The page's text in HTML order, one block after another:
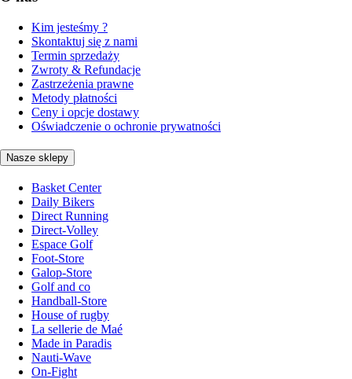
Kim jesteśmy ?
Skontaktuj się z nami
Termin sprzedaży
Zwroty & Refundacje
Zastrzeżenia prawne
Metody płatności
Ceny i opcje dostawy
Oświadczenie o ochronie prywatności
Nasze sklepy
Basket Center
Daily Bikers
Direct Running
Direct-Volley
Espace Golf
Foot-Store
Galop-Store
Golf and co
Handball-Store
House of rugby
La sellerie de Maé
Made in Paradis
Nauti-Wave
On-Fight